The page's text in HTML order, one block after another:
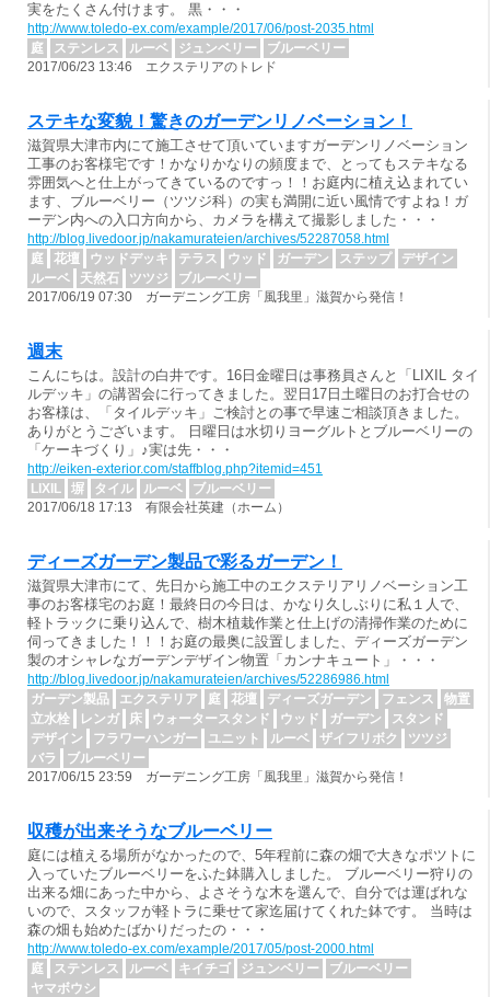
実をたくさん付けます。 黒・・・
http://www.toledo-ex.com/example/2017/06/post-2035.html
庭
ステンレス ルーベ ジュンベリー
ブルーベリー
2017/06/23 13:46 エクステリアのトレド
ステキな変貌！驚きのガーデンリノベーション！
滋賀県大津市内にて施工させて頂いていますガーデンリノベーション
工事のお客様宅です！かなりかなりの頻度まで、とってもステキなる
雰囲気へと仕上がってきているのですっ！！お庭内に植え込まれてい
ます、ブルーベリー（ツツジ科）の実も満開に近い風情ですよね！ガ
ーデン内への入口方向から、カメラを構えて撮影しました・・・
http://blog.livedoor.jp/nakamurateien/archives/52287058.html
庭
花壇 ウッドデッキ テラス ウッド ガーデン ステップ
デザイン
ルーベ
天然石 ツツジ
ブルーベリー
2017/06/19 07:30 ガーデニング工房「風我里」滋賀から発信！
週末
こんにちは。設計の白井です。16日金曜日は事務員さんと「LIXIL タイ
ルデッキ」の講習会に行ってきました。翌日17日土曜日のお打合せの
お客様は、「タイルデッキ」ご検討との事で早速ご相談頂きました。
ありがとうございます。 日曜日は水切りヨーグルトとブルーベリーの
「ケーキづくり」♪実は先・・・
http://eiken-exterior.com/staffblog.php?itemid=451
LIXIL
塀 タイル ルーベ
ブルーベリー
2017/06/18 17:13 有限会社英建（ホーム）
ディーズガーデン製品で彩るガーデン！
滋賀県大津市にて、先日から施工中のエクステリアリノベーション工
事のお客様宅のお庭！最終日の今日は、かなり久しぶりに私１人で、
軽トラックに乗り込んで、樹木植栽作業と仕上げの清掃作業のために
伺ってきました！！！お庭の最奥に設置しました、ディーズガーデン
製のオシャレなガーデンデザイン物置「カンナキュート」・・・
http://blog.livedoor.jp/nakamurateien/archives/52286986.html
ガーデン製品
エクステリア 庭 花壇 ディーズガーデン フェンス
物置
立水栓
レンガ 床 ウォータースタンド ウッド ガーデン
スタンド
デザイン
フラワーハンガー ユニット ルーベ ザイフリボク
ツツジ
バラ
ブルーベリー
2017/06/15 23:59 ガーデニング工房「風我里」滋賀から発信！
収穫が出来そうなブルーベリー
庭には植える場所がなかったので、5年程前に森の畑で大きなポツトに
入っていたブルーベリーをふた鉢購入しました。 ブルーベリー狩りの
出来る畑にあった中から、よさそうな木を選んで、自分では運ばれな
いので、スタッフが軽トラに乗せて家迄届けてくれた鉢です。 当時は
森の畑も始めたばかりだったの・・・
http://www.toledo-ex.com/example/2017/05/post-2000.html
庭
ステンレス ルーベ キイチゴ ジュンベリー
ブルーベリー
ヤマボウシ